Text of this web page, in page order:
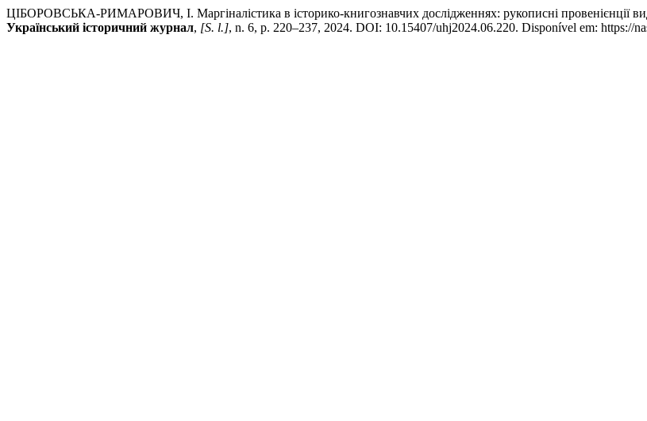
ЦІБОРОВСЬКА-РИМАРОВИЧ, І. Маргіналістика в історико-книгознавчих дослідженнях: рукописні провенієнції
Український історичний журнал, [S. l.], n. 6, p. 220–237, 2024. DOI: 10.15407/uhj2024.06.220. Disponível em: https://